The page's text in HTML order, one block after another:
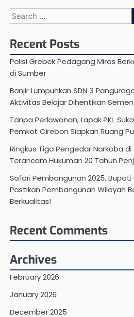
Search
for:
Recent Posts
Polisi Grebek Pedagang Miras
di Sumber
Banjir Lumpuhkan SDN 3
Aktivitas Belajar Dihentikan
Tanpa Perlawanan, Lapak PKL
Pemkot Cirebon Siapkan Ruang
Ringkus Tiga Pengedar Narkoba di
Terancam Hukuman 20 Tahun
Safari Pembangunan 2025,
Pastikan Pembangunan Wilayah
Berkualitas!
Recent Comments
Archives
February 2026
January 2026
December 2025